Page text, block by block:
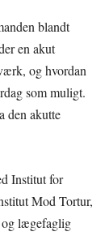
blandt
en akut
og hvordan
som muligt.
den akutte
Institut for
Mod Tortur,
og lægefaglig